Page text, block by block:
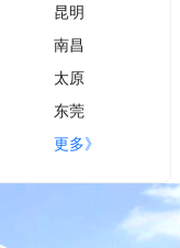
昆明
南昌
太原
东莞
更多》